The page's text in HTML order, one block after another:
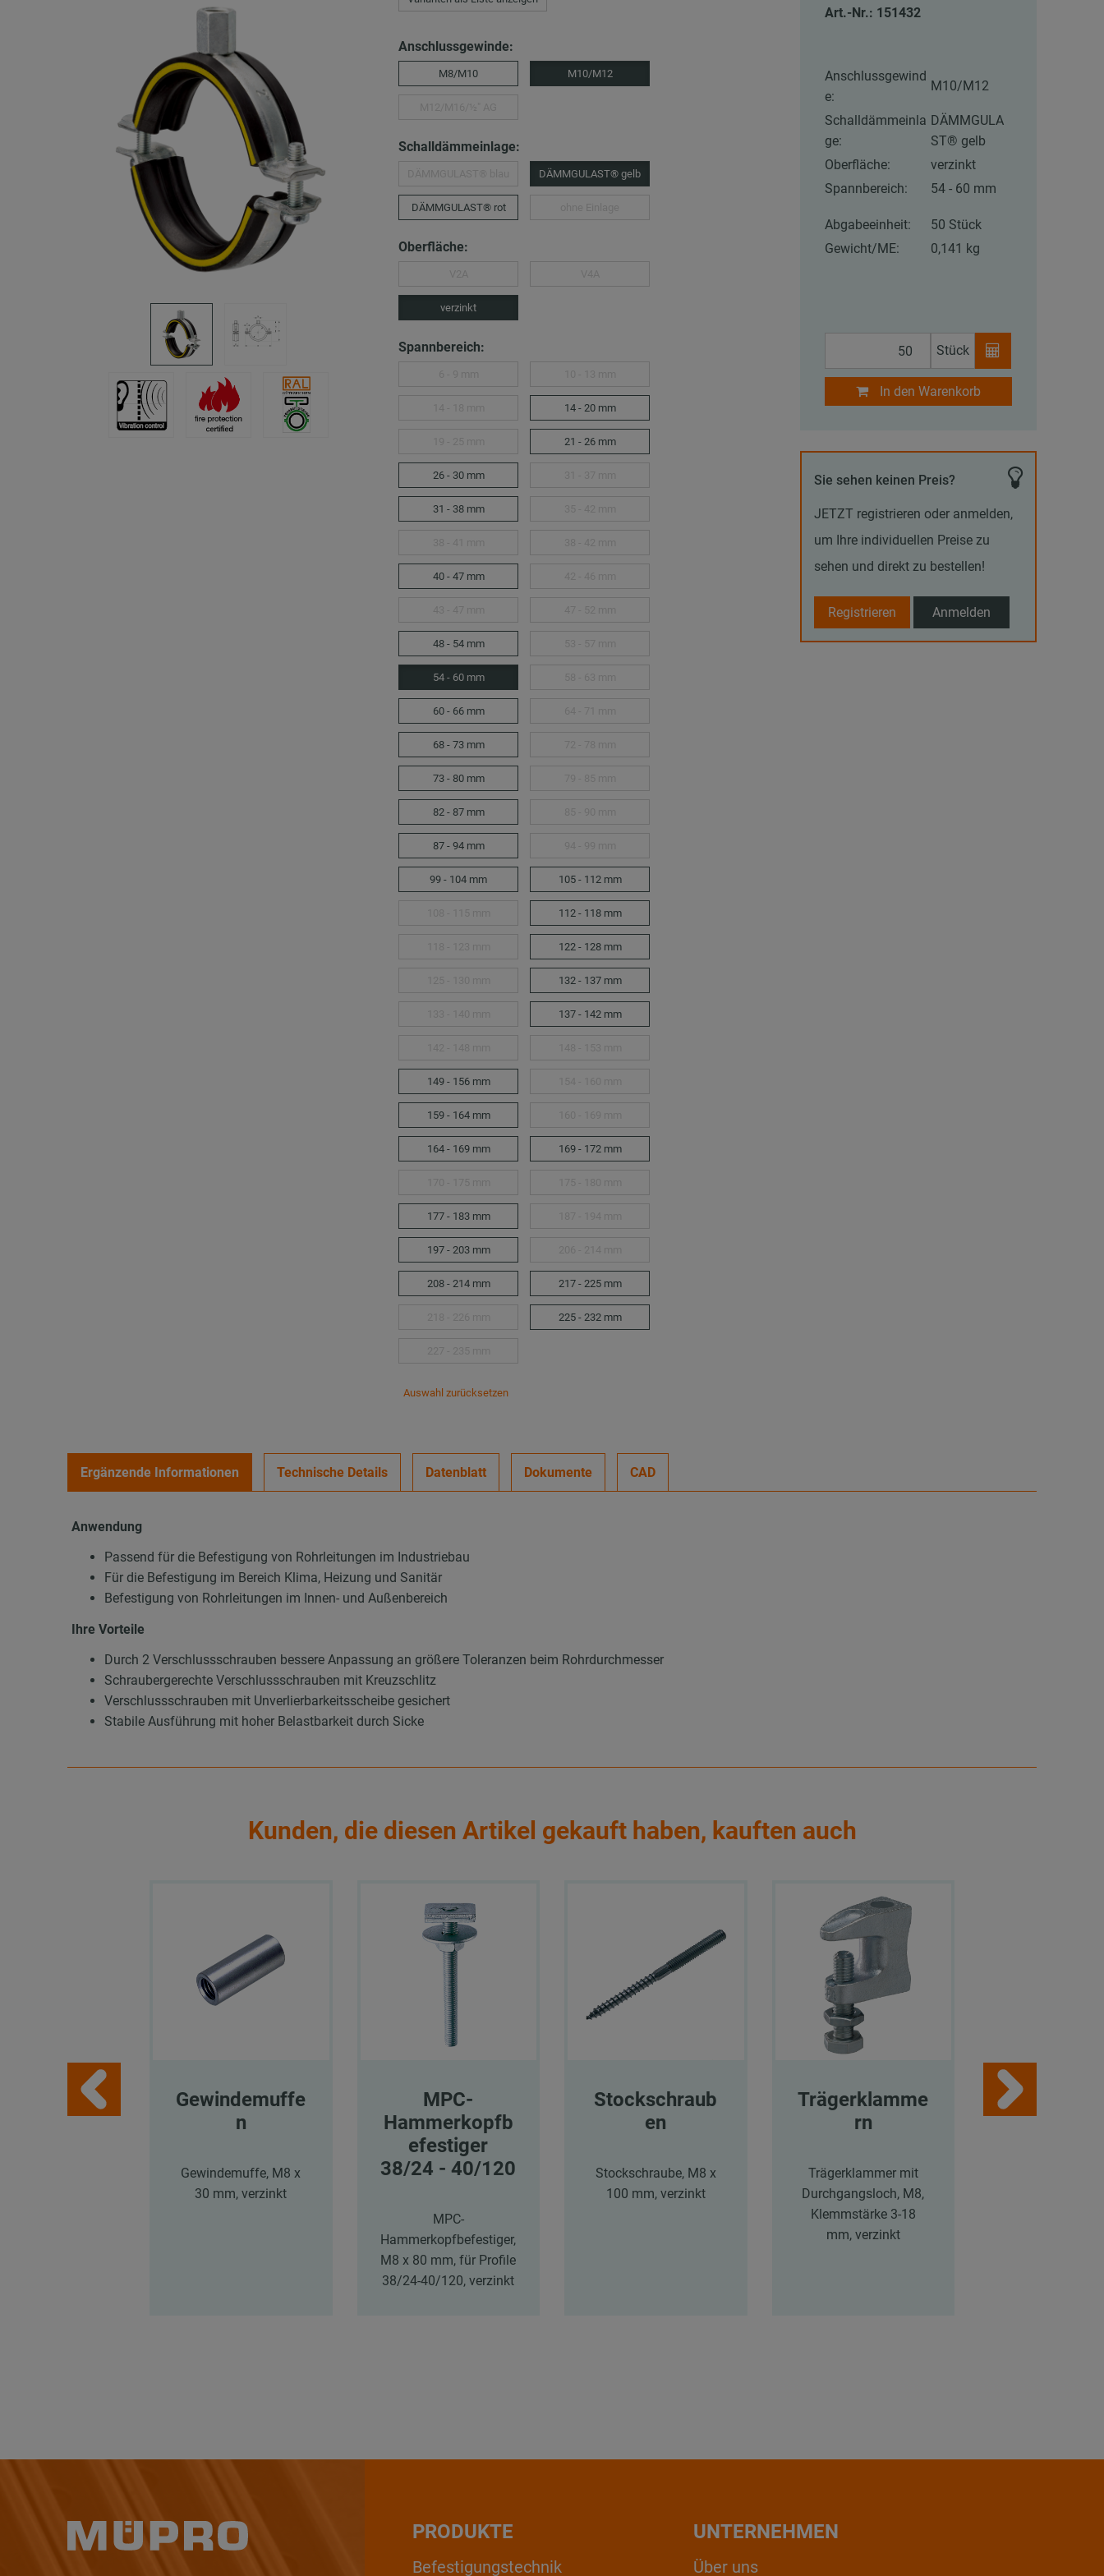
Anschlussgewinde:
M8/M10 M10/M12
Schalldämmeinlage:
DÄMMGULAST® gelb
DÄMMGULAST® rot
Oberfläche:
verzinkt
Spannbereich:
14 - 20 mm
21 - 26 mm
26 - 30 mm
31 - 38 mm
40 - 47 mm
48 - 54 mm
54 - 60 mm
60 - 66 mm
68 - 73 mm
73 - 80 mm
82 - 87 mm
87 - 94 mm
99 - 104 mm 105 - 112 mm
112 - 118 mm
122 - 128 mm
132 - 137 mm
137 - 142 mm
149 - 156 mm
159 - 164 mm
164 - 169 mm 169 - 172 mm
177 - 183 mm
197 - 203 mm
208 - 214 mm 217 - 225 mm
225 - 232 mm
Auswahl zurücksetzen
Art.-Nr.: 151432
Anschlussgewind
e:
M10/M12
Schalldämmeinla
ge:
DÄMMGULA
ST® gelb
Oberfläche:
verzinkt
Spannbereich:
54 - 60 mm
Abgabeeinheit:
50 Stück
Gewicht/ME:
0,141 kg
Stück
In den Warenkorb
Sie sehen keinen Preis?
JETZT registrieren oder anmelden,
um Ihre individuellen Preise zu
sehen und direkt zu bestellen!
Registrieren Anmelden
Ergänzende Informationen Technische Details Datenblatt Dokumente CAD
Anwendung
Passend für die Befestigung von Rohrleitungen im Industriebau
Für die Befestigung im Bereich Klima, Heizung und Sanitär
Befestigung von Rohrleitungen im Innen- und Außenbereich
Ihre Vorteile
Durch 2 Verschlussschrauben bessere Anpassung an größere Toleranzen beim Rohrdurchmesser
Schraubergerechte Verschlussschrauben mit Kreuzschlitz
Verschlussschrauben mit Unverlierbarkeitsscheibe gesichert
Stabile Ausführung mit hoher Belastbarkeit durch Sicke
Kunden, die diesen Artikel gekauft haben, kauften auch
Gewindemuffe
n
Gewindemuffe, M8 x
30 mm, verzinkt
MPC-
Hammerkopfb
efestiger
38/24 - 40/120
MPC-
Hammerkopfbefestiger,
M8 x 80 mm, für Profile
38/24-40/120, verzinkt
Stockschraub
en
Stockschraube, M8 x
100 mm, verzinkt
Trägerklamme
rn
Trägerklammer mit
Durchgangsloch, M8,
Klemmstärke 3-18
mm, verzinkt
PRODUKTE
Befestigungstechnik
UNTERNEHMEN
Über uns